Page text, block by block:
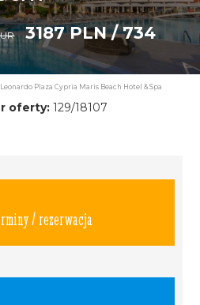
3187 PLN / 734
Leonardo Plaza Cypria Maris Beach Hotel & Spa
oferty: 129/18107
/ rezerwacja